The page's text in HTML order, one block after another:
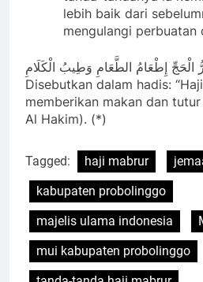
lebih baik dari
mengulangi perbuatan
الْحَجِّ إِطْعَامُ الطَّعَامِ وَطِيبُ الْكَلَامِ
Disebutkan dalam hadis:
memberikan makan dan
Al Hakim). (*)
Tagged: haji mabrur
kabupaten probolinggo
majelis ulama indonesia
mui kabupaten probolinggo